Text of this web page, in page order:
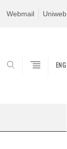
Webmail Uniweb
ENG